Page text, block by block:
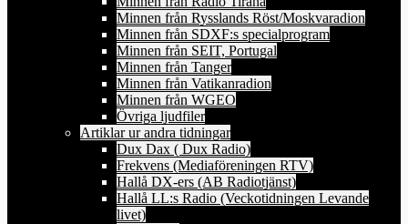
Minnen från Rysslands Röst/Moskvaradion
Minnen från SDXF:s specialprogram
Minnen från SEIT, Portugal
Minnen från Tanger
Minnen från Vatikanradion
Minnen från WGEO
Övriga ljudfiler
Artiklar ur andra tidningar
Dux Dax ( Dux Radio)
Frekvens (Mediaföreningen RTV)
Hallå DX-ers (AB Radiotjänst)
Hallå LL:s Radio (Veckotidningen Levande
livet)